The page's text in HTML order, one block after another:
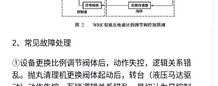
2、常见故障处理
①设备更换比例调节阀体后，动作失控，逻辑关系错
乱。抛丸清理机更换阀体起动后，转台（液压马达驱